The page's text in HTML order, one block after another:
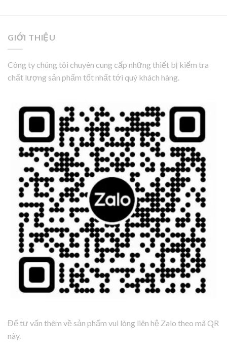
GIỚI THIỆU
Công ty chúng tôi chuyên cung cấp những thiết bị kiểm tra
chất lượng sản phẩm tốt nhất tới quý khách hàng.
Để tư vấn thêm về sản phẩm vui lòng liên hệ Zalo theo mã QR
này.